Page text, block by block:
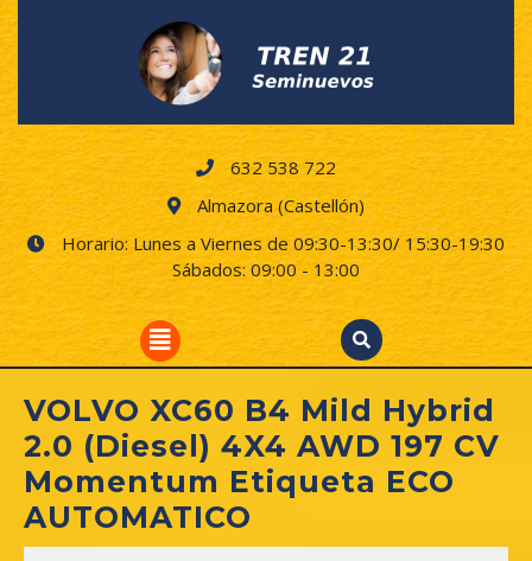
632 538 722
Almazora (Castellón)
Horario: Lunes a Viernes de 09:30-13:30/ 15:30-19:30
Sábados: 09:00 - 13:00
Open
Button
VOLVO XC60 B4 Mild Hybrid
2.0 (Diesel) 4X4 AWD 197 CV
Momentum Etiqueta ECO
AUTOMATICO